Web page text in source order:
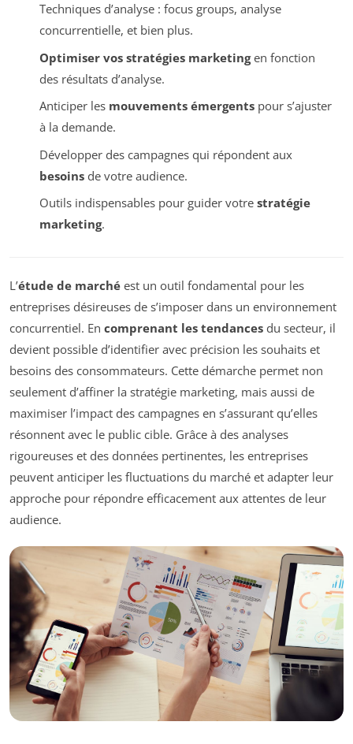
Techniques d’analyse : focus groups, analyse
concurrentielle, et bien plus.
Optimiser vos stratégies marketingen fonction
des résultats d’analyse.
Anticiper les mouvements émergentspour s’ajuster
à la demande.
Développer des campagnes qui répondent aux
besoinsde votre audience.
Outils indispensables pour guider votre stratégie
marketing.
L’étude de marché est un outil fondamental pour les
entreprises désireuses de s’imposer dans un environnement
concurrentiel. En comprenant les tendances du secteur, il
devient possible d’identifier avec précision les souhaits et
besoins des consommateurs. Cette démarche permet non
seulement d’affiner la stratégie marketing, mais aussi de
maximiser l’impact des campagnes en s’assurant qu’elles
résonnent avec le public cible. Grâce à des analyses
rigoureuses et des données pertinentes, les entreprises
peuvent anticiper les fluctuations du marché et adapter leur
approche pour répondre efficacement aux attentes de leur
audience.